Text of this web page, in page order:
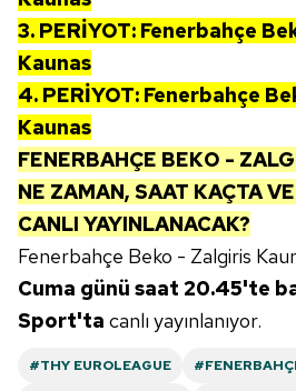
3. PERİYOT: Fenerbahçe
Kaunas
4. PERİYOT: Fenerbahçe
Kaunas
FENERBAHÇE BEKO -
NE ZAMAN, SAAT KAÇTA
CANLI YAYINLANACAK?
Fenerbahçe Beko - Zalgiris
Cuma günü saat 20.45'te
Sport'ta canlı yayınlanıyor.
#THY EUROLEAGUE